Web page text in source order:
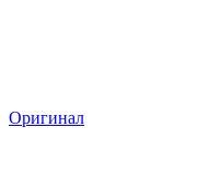
Оригинал